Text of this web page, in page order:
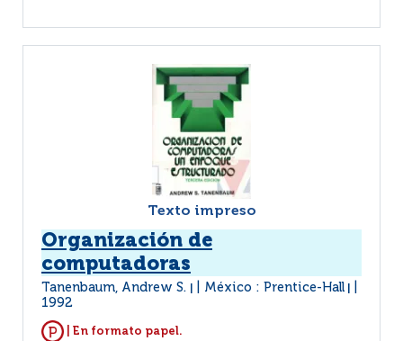
Texto impreso
Organización de
computadoras
Tanenbaum, Andrew S. México : Prentice-Hall
1992
| En formato papel.